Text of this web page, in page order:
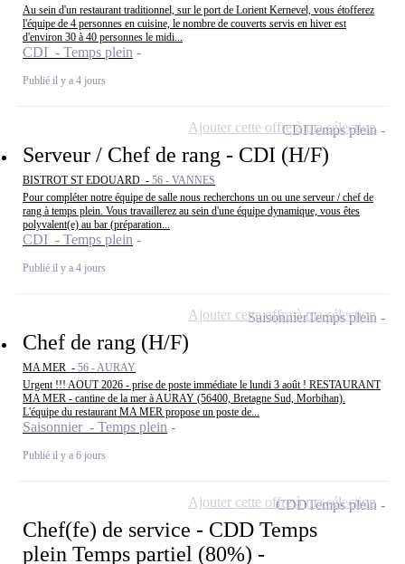
Au sein d'un restaurant traditionnel, sur le port de Lorient Kernevel, vous étofferez
l'équipe de 4 personnes en cuisine, le nombre de couverts servis en hiver est
d'environ 30 à 40 personnes le midi...
CDI - Temps plein
Publié il y a 4 jours
Serveur / Chef de rang - CDI (H/F)
BISTROT ST EDOUARD - 56 - VANNES
Pour compléter notre équipe de salle nous recherchons un ou une serveur / chef de
rang à temps plein. Vous travaillerez au sein d'une équipe dynamique, vous êtes
polyvalent(e) au bar (préparation...
CDI - Temps plein
Publié il y a 4 jours
CDITemps plein
Ajouter cette offre à ma sélection
Chef de rang (H/F)
MA MER - 56 - AURAY
Urgent !!! AOUT 2026 - prise de poste immédiate le lundi 3 août ! RESTAURANT
MA MER - cantine de la mer à AURAY (56400, Bretagne Sud, Morbihan).
L'équipe du restaurant MA MER propose un poste de...
Saisonnier - Temps plein
Publié il y a 6 jours
SaisonnierTemps plein
Ajouter cette offre à ma sélection
Chef(fe) de service - CDD Temps
plein Temps partiel (80%) -
CDDTemps plein
Ajouter cette offre à ma sélection